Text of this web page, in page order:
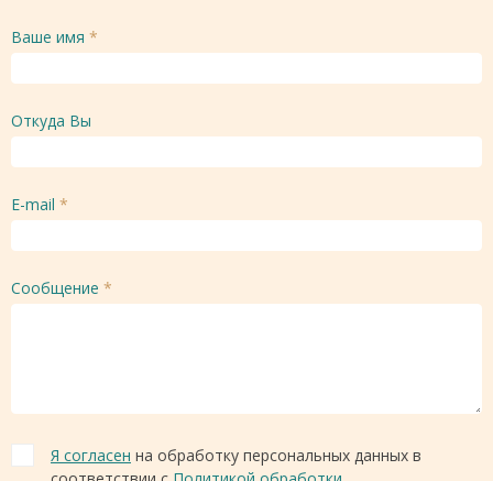
Ваше имя *
Откуда Вы
E-mail *
Сообщение *
Я согласен на обработку персональных данных в